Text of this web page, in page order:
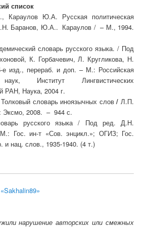
список
Караулов Ю.А. Русская политическая
Баранов, Ю.А.. Караулов / – М., 1994.
словарь русского языка. / Под
К. Горбачевич, Л. Кругликова, Н.
е изд., перераб. и доп. – М.: Российская
Институт Лингвистических
РАН, Наука, 2004 г.
словарь иноязычных слов/ Л.П.
2008. – 944 с.
русского языка / Под ред. Д.Н.
Гос. ин-т «Сов. энцикл.»; ОГИЗ; Гос.
и нац. слов., 1935-1940. (4 т.)
нарушение авторских или смежных